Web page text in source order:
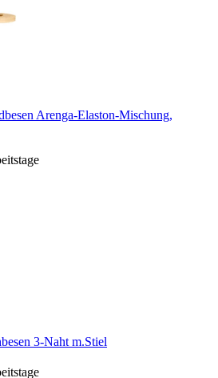
Arenga-Elaston-Mischung,
3-Naht m.Stiel